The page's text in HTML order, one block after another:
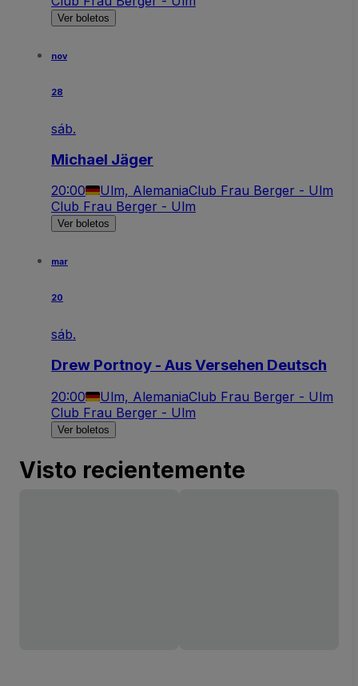
Ver boletos
nov
28
sáb.
Michael Jäger
20:00 Ulm, AlemaniaClub Frau Berger - Ulm
Club Frau Berger - Ulm
Ver boletos
mar
20
sáb.
Drew Portnoy - Aus Versehen Deutsch
20:00 Ulm, AlemaniaClub Frau Berger - Ulm
Club Frau Berger - Ulm
Ver boletos
Visto recientemente